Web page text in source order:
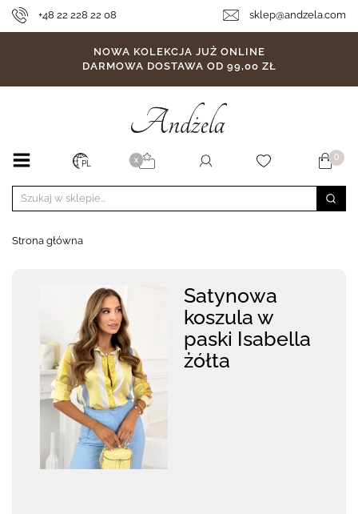
+48 22 228 22 08 sklep@andzela.com
NOWA KOLEKCJA JUŻ ONLINE
DARMOWA DOSTAWA OD 99,00 ZŁ
PL X 0
Strona główna
Satynowa
koszula w
paski Isabella
żółta